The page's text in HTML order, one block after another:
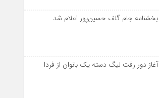
بخشنامه جام گلف حسین‌پور اعلام شد
آغاز دور رفت لیگ دسته یک بانوان از فردا